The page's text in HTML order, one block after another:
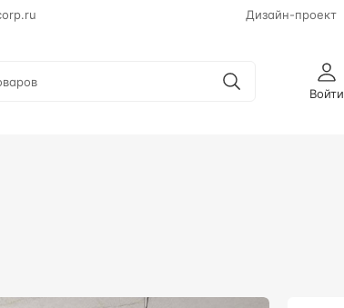
Дизайн-проект
Войти